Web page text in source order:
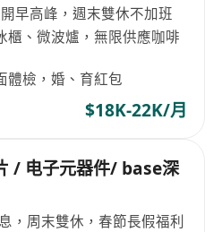
早高峰，週末雙休不加班
櫃、微波爐，無限供應咖啡
體檢，婚、育紅包
$18K-22K/月
/ 电子元器件/ base深
，周末雙休，春節長假福利